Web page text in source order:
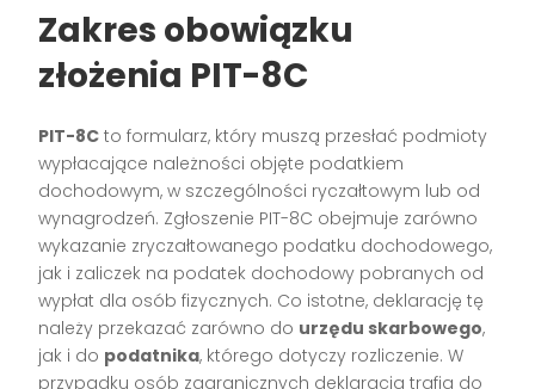
Zakres obowiązku
złożenia PIT-8C
PIT-8C to formularz, który muszą przesłać podmioty
wypłacające należności objęte podatkiem
dochodowym, w szczególności ryczałtowym lub od
wynagrodzeń. Zgłoszenie PIT-8C obejmuje zarówno
wykazanie zryczałtowanego podatku dochodowego,
jak i zaliczek na podatek dochodowy pobranych od
wypłat dla osób fizycznych. Co istotne, deklarację tę
należy przekazać zarówno do urzędu skarbowego,
jak i do podatnika, którego dotyczy rozliczenie. W
przypadku osób zagranicznych deklaracja trafia do